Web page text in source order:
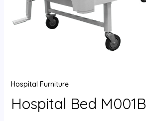
Hospital Furniture
Hospital Bed M001B